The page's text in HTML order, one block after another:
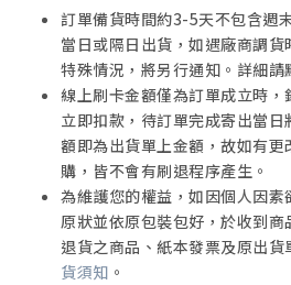
訂單備貨時間約3-5天不包含週
當日或隔日出貨，如遇廠商調
特殊情況，將另行通知。詳細請
線上刷卡金額僅為訂單成立時
立即扣款，待訂單完成寄出當
額即為出貨單上金額，故如有
購，皆不會有刷退程序產生。
為維護您的權益，如因個人因
原狀並依原包裝包好，於收到
退貨之商品、紙本發票及原出
貨須知 。